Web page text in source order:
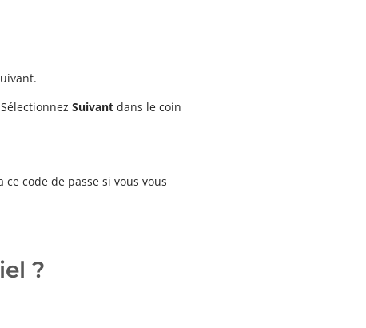
Suivant dans le coin
code de passe si vous vous
?